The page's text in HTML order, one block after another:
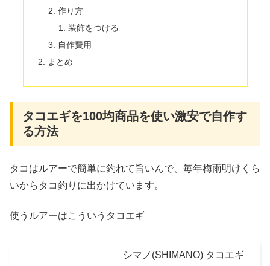
作り方
装飾をつける
自作費用
まとめ
タコエギを100均商品を使い激安で自作す
る方法
タコはルアーで簡単に釣れて旨いんで、毎年梅雨明けくら
いからタコ釣りに出かけています。
使うルアーはこういうタコエギ
シマノ(SHIMANO) タコエギ